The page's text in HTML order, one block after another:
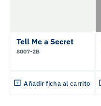
Tell Me a Secret
8007-2B
Añadir ficha al carrito